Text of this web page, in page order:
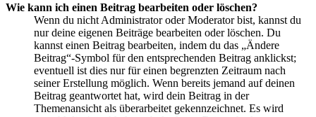
Wie kann ich einen Beitrag bearbeiten oder löschen?
Wenn du nicht Administrator oder Moderator bist, kannst du
nur deine eigenen Beiträge bearbeiten oder löschen. Du
kannst einen Beitrag bearbeiten, indem du das „Ändere
Beitrag“-Symbol für den entsprechenden Beitrag anklickst;
eventuell ist dies nur für einen begrenzten Zeitraum nach
seiner Erstellung möglich. Wenn bereits jemand auf deinen
Beitrag geantwortet hat, wird dein Beitrag in der
Themenansicht als überarbeitet gekennzeichnet. Es wird